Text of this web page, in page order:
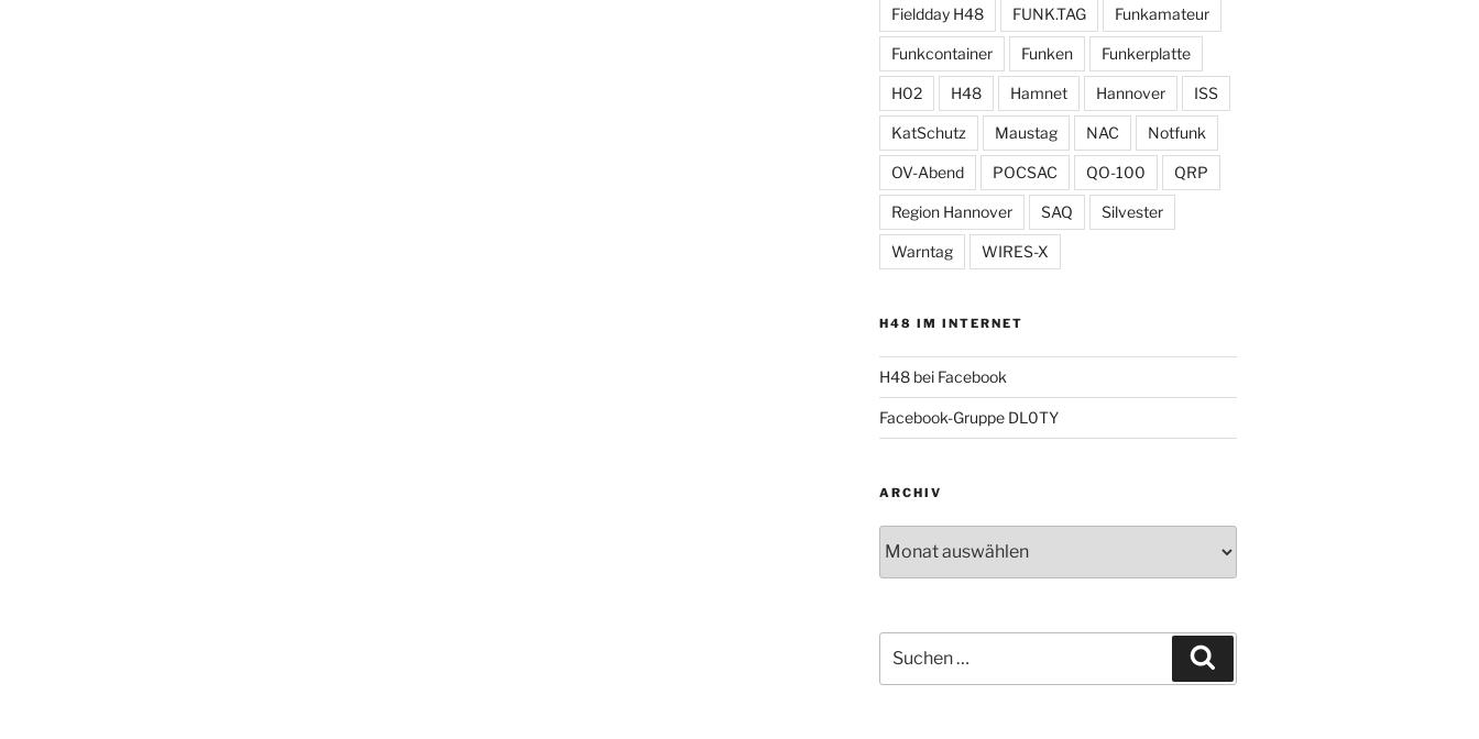
Fieldday H48 FUNK.TAG Funkamateur
Funkcontainer Funken Funkerplatte
H02 H48 Hamnet Hannover ISS
KatSchutz Maustag NAC Notfunk
OV-Abend POCSAC QO-100 QRP
Region Hannover SAQ Silvester
Warntag WIRES-X
H48 IM INTERNET
H48 bei Facebook
Facebook-Gruppe DL0TY
ARCHIV
nach: